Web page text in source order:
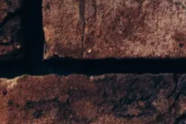
con sedute capienti, una volta
la versione con penisola.